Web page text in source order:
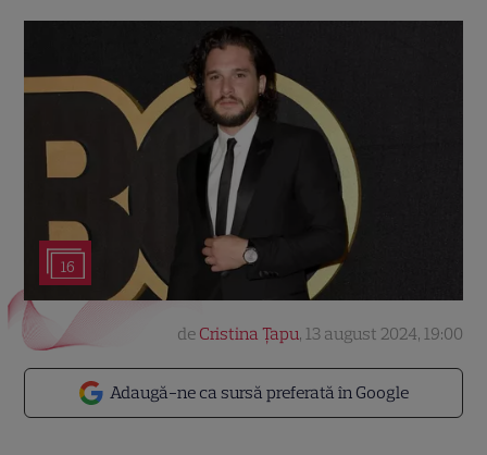
16
Adaugă-ne ca sursă preferată în Google
de Cristina Țapu, 13 august 2024, 19:00